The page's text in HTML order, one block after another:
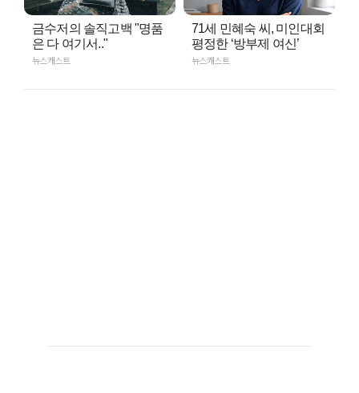
금수저의 솔직고백 "명품
은 다 여기서.."
뉴스캐스트
71세 민혜숙 씨, 미인대회
평정한 ‘방부제 여신’
뉴스캐스트